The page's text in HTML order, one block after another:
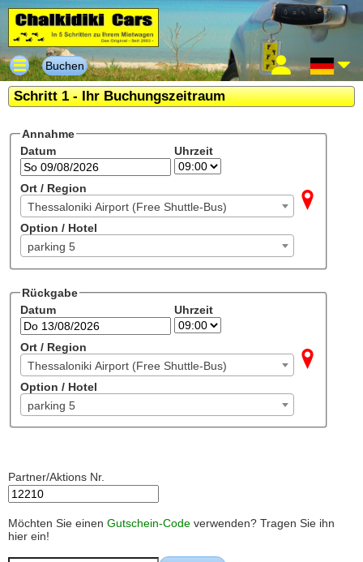
Buchen
Schritt 1 - Ihr Buchungszeitraum
Annahme
Datum
Uhrzeit
Ort / Region
Thessaloniki Airport (Free Shuttle-Bus)
Option / Hotel
parking 5
Rückgabe
Datum
Uhrzeit
Ort / Region
Thessaloniki Airport (Free Shuttle-Bus)
Option / Hotel
parking 5
Partner/Aktions Nr.
Möchten Sie einen Gutschein-Code verwenden? Tragen Sie ihn
hier ein!